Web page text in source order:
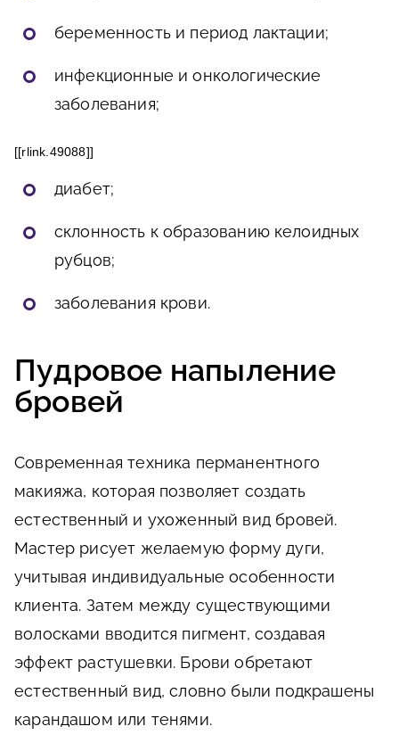
беременность и период лактации;
инфекционные и онкологические
заболевания;
[[rlink.49088]]
диабет;
склонность к образованию келоидных
рубцов;
заболевания крови.
Пудровое напыление
бровей
Современная техника перманентного
макияжа, которая позволяет создать
естественный и ухоженный вид бровей.
Мастер рисует желаемую форму дуги,
учитывая индивидуальные особенности
клиента. Затем между существующими
волосками вводится пигмент, создавая
эффект растушевки. Брови обретают
естественный вид, словно были подкрашены
карандашом или тенями.